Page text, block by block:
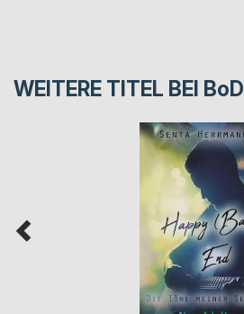
WEITERE TITEL BEI BoD